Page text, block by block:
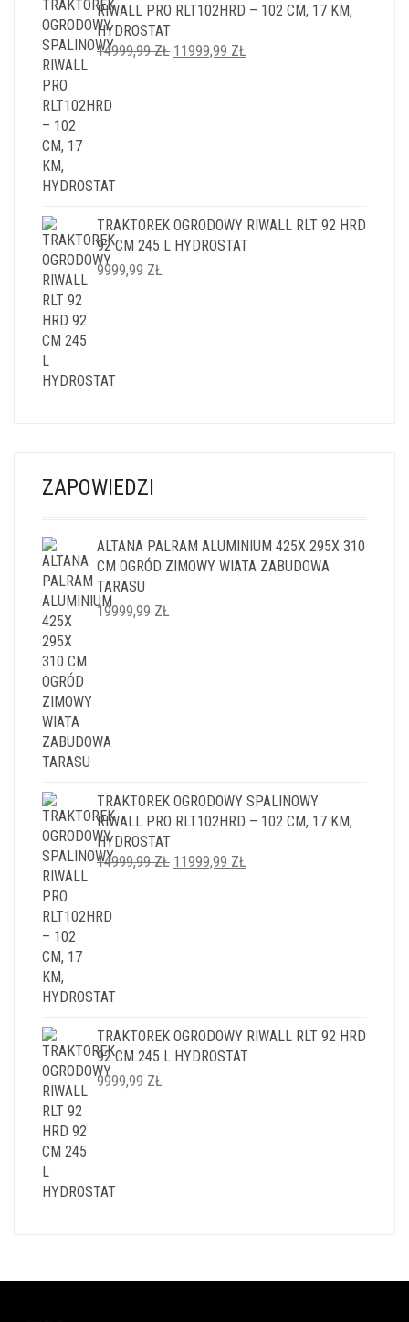
RIWALL PRO RLT102HRD – 102 CM, 17 KM,
HYDROSTAT
14999,99ZŁ PIERWOTNA
11999,99 ZŁ
TRAKTOREK OGRODOWY RIWALL RLT 92 HRD
92 CM 245 L HYDROSTAT
9999,99 ZŁ
ZAPOWIEDZI
ALTANA PALRAM ALUMINIUM 425X 295X 310
CM OGRÓD ZIMOWY WIATA ZABUDOWA
TARASU
19999,99 ZŁ
TRAKTOREK OGRODOWY SPALINOWY
RIWALL PRO RLT102HRD – 102 CM, 17 KM,
HYDROSTAT
14999,99ZŁ PIERWOTNA
11999,99 ZŁ
TRAKTOREK OGRODOWY RIWALL RLT 92 HRD
92 CM 245 L HYDROSTAT
9999,99 ZŁ